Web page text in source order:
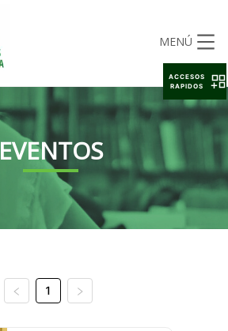
MENÚ
EVENTOS
1
ACCESOS
RAPIDOS